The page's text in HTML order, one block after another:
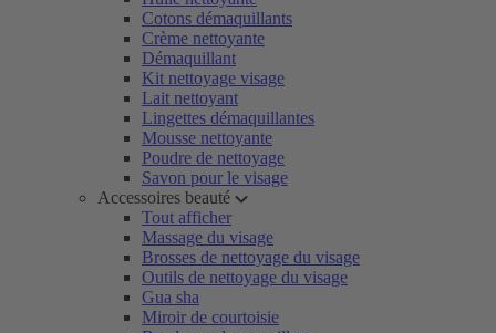
Cotons démaquillants
Crème nettoyante
Démaquillant
Kit nettoyage visage
Lait nettoyant
Lingettes démaquillantes
Mousse nettoyante
Poudre de nettoyage
Savon pour le visage
Accessoires beauté
Tout afficher
Massage du visage
Brosses de nettoyage du visage
Outils de nettoyage du visage
Gua sha
Miroir de courtoisie